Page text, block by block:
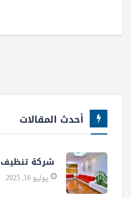
أحدث المقالات
شركة
يوليو 16, 2025